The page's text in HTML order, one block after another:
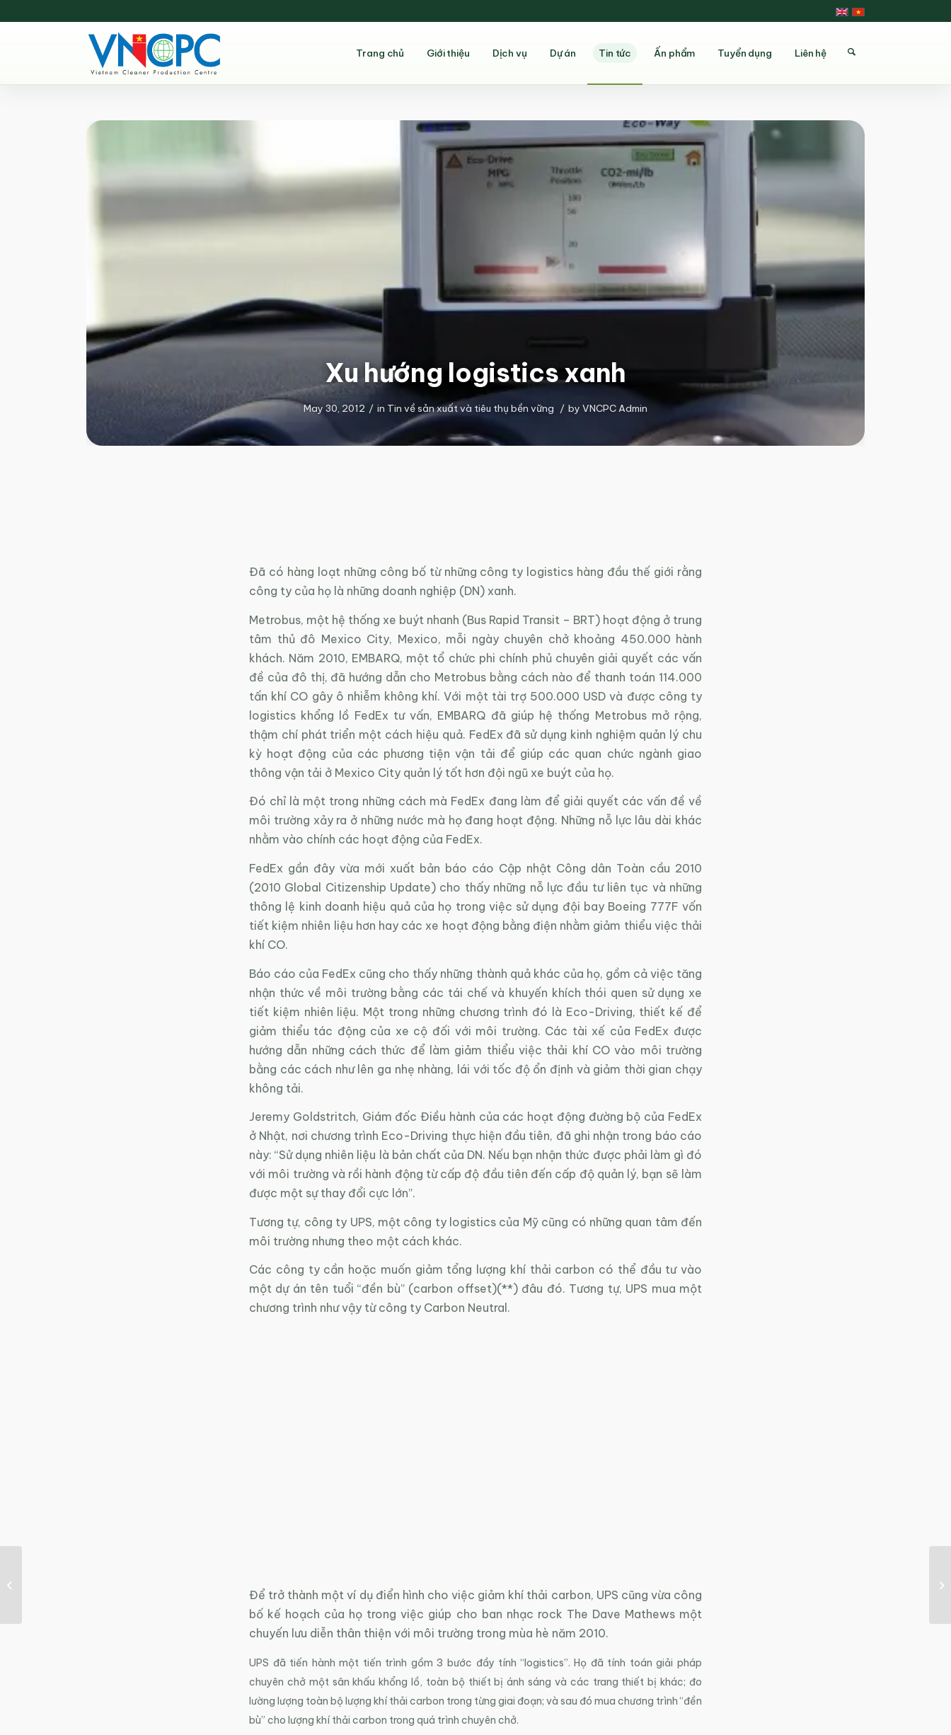
Trang chủ Giới thiệu Dịch vụ Dự án Tin tức Ấn phẩm Tuyển dụng Liên hệ
Xu hướng logistics xanh
May 30, 2012 / in Tin về sản xuất và tiêu thụ bền vững / by VNCPC Admin
Đã có hàng loạt những công bố từ những công ty logistics hàng đầu thế giới rằng
công ty của họ là những doanh nghiệp (DN) xanh.
Metrobus, một hệ thống xe buýt nhanh (Bus Rapid Transit – BRT) hoạt động ở trung
tâm thủ đô Mexico City, Mexico, mỗi ngày chuyên chở khoảng 450.000 hành
khách. Năm 2010, EMBARQ, một tổ chức phi chính phủ chuyên giải quyết các vấn
đề của đô thị, đã hướng dẫn cho Metrobus bằng cách nào để thanh toán 114.000
tấn khí CO gây ô nhiễm không khí. Với một tài trợ 500.000 USD và được công ty
logistics khổng lồ FedEx tư vấn, EMBARQ đã giúp hệ thống Metrobus mở rộng,
thậm chí phát triển một cách hiệu quả. FedEx đã sử dụng kinh nghiệm quản lý chu
kỳ hoạt động của các phương tiện vận tải để giúp các quan chức ngành giao
thông vận tải ở Mexico City quản lý tốt hơn đội ngũ xe buýt của họ.
Đó chỉ là một trong những cách mà FedEx đang làm để giải quyết các vấn đề về
môi trường xảy ra ở những nước mà họ đang hoạt động. Những nỗ lực lâu dài khác
nhằm vào chính các hoạt động của FedEx.
FedEx gần đây vừa mới xuất bản báo cáo Cập nhật Công dân Toàn cầu 2010
(2010 Global Citizenship Update) cho thấy những nỗ lực đầu tư liên tục và những
thông lệ kinh doanh hiệu quả của họ trong việc sử dụng đội bay Boeing 777F vốn
tiết kiệm nhiên liệu hơn hay các xe hoạt động bằng điện nhằm giảm thiểu việc thải
khí CO.
Báo cáo của FedEx cũng cho thấy những thành quả khác của họ, gồm cả việc tăng
nhận thức về môi trường bằng các tái chế và khuyến khích thói quen sử dụng xe
tiết kiệm nhiên liệu. Một trong những chương trình đó là Eco-Driving, thiết kế để
giảm thiểu tác động của xe cộ đối với môi trường. Các tài xế của FedEx được
hướng dẫn những cách thức để làm giảm thiểu việc thải khí CO vào môi trường
bằng các cách như lên ga nhẹ nhàng, lái với tốc độ ổn định và giảm thời gian chạy
không tải.
Jeremy Goldstritch, Giám đốc Điều hành của các hoạt động đường bộ của FedEx
ở Nhật, nơi chương trình Eco-Driving thực hiện đầu tiên, đã ghi nhận trong báo cáo
này: “Sử dụng nhiên liệu là bản chất của DN. Nếu bạn nhận thức được phải làm gì đó
với môi trường và rồi hành động từ cấp độ đầu tiên đến cấp độ quản lý, bạn sẽ làm
được một sự thay đổi cực lớn”.
Tương tự, công ty UPS, một công ty logistics của Mỹ cũng có những quan tâm đến
môi trường nhưng theo một cách khác.
Các công ty cần hoặc muốn giảm tổng lượng khí thải carbon có thể đầu tư vào
một dự án tên tuổi “đền bù” (carbon offset)(**) đâu đó. Tương tự, UPS mua một
chương trình như vậy từ công ty Carbon Neutral.
Để trở thành một ví dụ điển hình cho việc giảm khí thải carbon, UPS cũng vừa công
bố kế hoạch của họ trong việc giúp cho ban nhạc rock The Dave Mathews một
chuyến lưu diễn thân thiện với môi trường trong mùa hè năm 2010.
UPS đã tiến hành một tiến trình gồm 3 bước đầy tính “logistics”. Họ đã tính toán giải pháp
chuyên chở một sân khấu khổng lồ, toàn bộ thiết bị ánh sáng và các trang thiết bị khác; đo
lường lượng toàn bộ lượng khí thải carbon trong từng giai đoạn; và sau đó mua chương trình “đền
bù” cho lượng khí thải carbon trong quá trình chuyên chở.